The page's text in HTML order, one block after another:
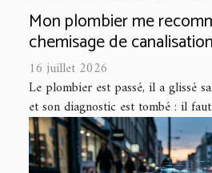
Mon plombier me
chemisage de
16 juillet 2026
Le plombier est passé, il a glissé
et son diagnostic est tombé : il